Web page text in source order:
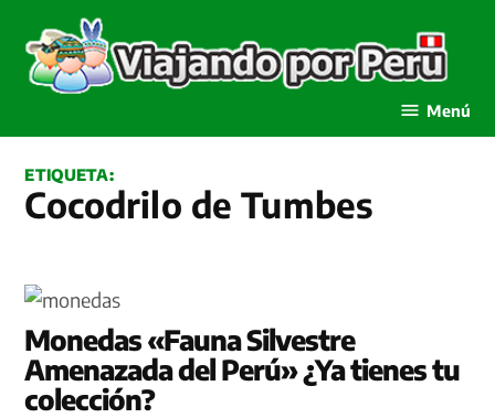
contenido
Menú
ETIQUETA:
Cocodrilo de Tumbes
Monedas «Fauna Silvestre
Amenazada del Perú» ¿Ya tienes tu
colección?